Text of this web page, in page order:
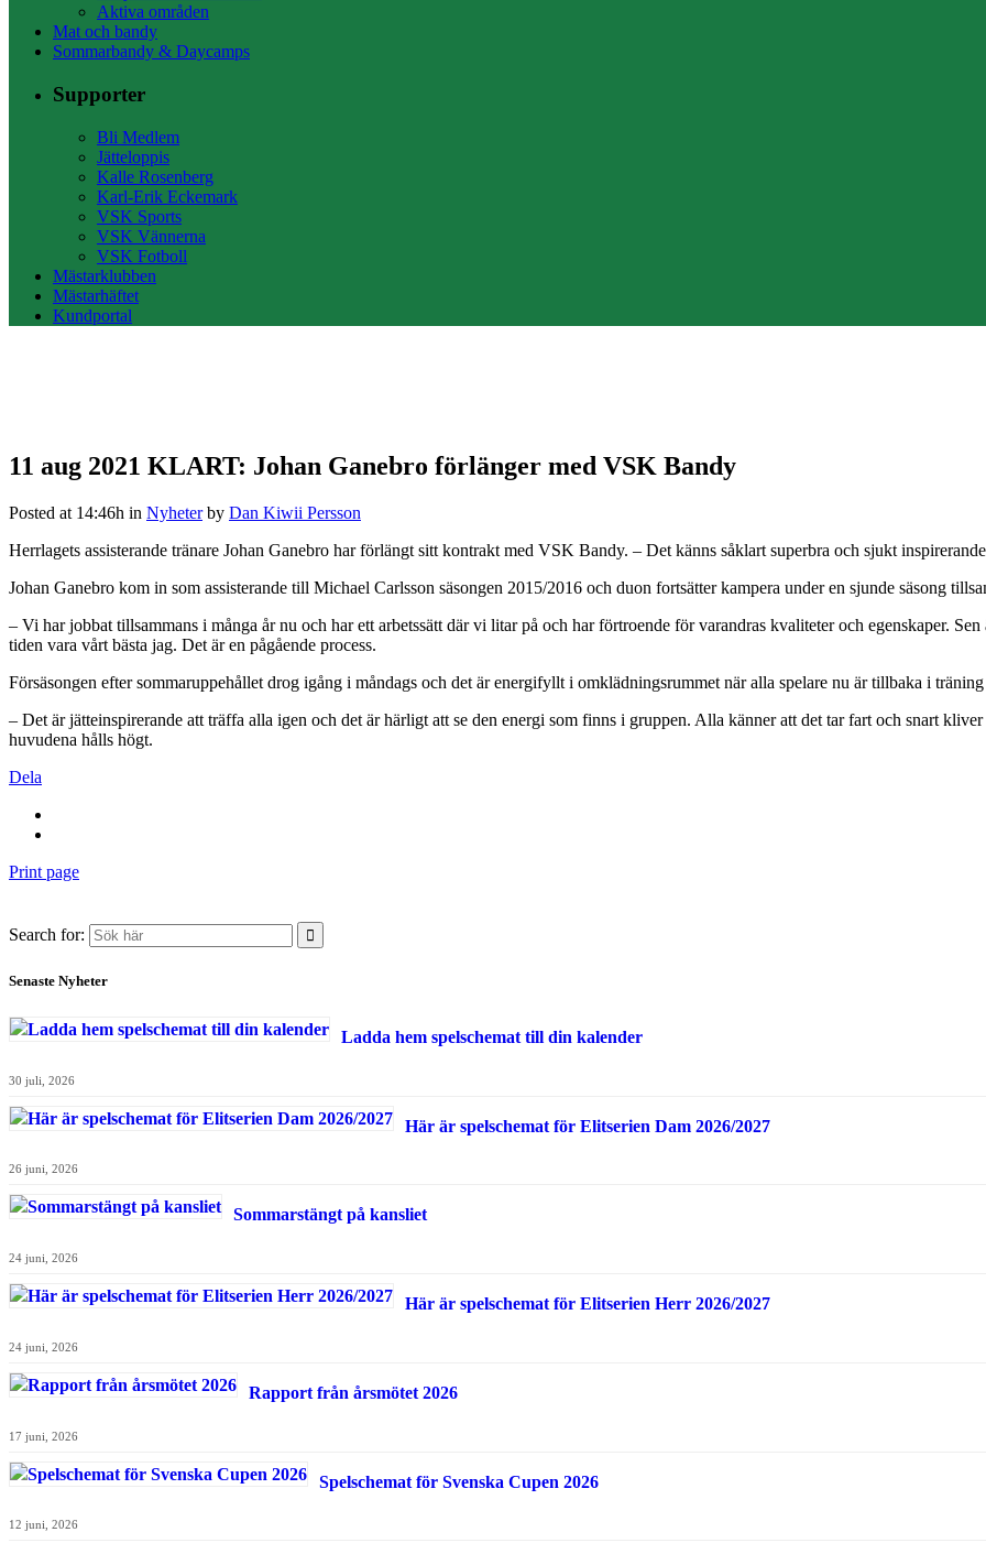
Aktiva områden
Mat och bandy
Sommarbandy & Daycamps
Supporter
Bli Medlem
Jätteloppis
Kalle Rosenberg
Karl-Erik Eckemark
VSK Sports
VSK Vännerna
VSK Fotboll
Mästarklubben
Mästarhäftet
Kundportal
11 aug 2021 KLART: Johan Ganebro förlänger med VSK Bandy
Posted at 14:46h in Nyheter by Dan Kiwii Persson
Herrlagets assisterande tränare Johan Ganebro har förlängt sitt kontrakt med VSK Bandy. – Det känns såklart superbra och sjukt
Johan Ganebro kom in som assisterande till Michael Carlsson säsongen 2015/2016 och duon fortsätter kampera under en sjunde säsong
– Vi har jobbat tillsammans i många år nu och har ett arbetssätt där vi litar på och har förtroende för varandras kvaliteter och egenskaper.
tiden vara vårt bästa jag. Det är en pågående process.
Försäsongen efter sommaruppehållet drog igång i måndags och det är energifyllt i omklädningsrummet när alla spelare nu är tillbaka i
– Det är jätteinspirerande att träffa alla igen och det är härligt att se den energi som finns i gruppen. Alla känner att det tar fart och snart
huvudena hålls högt.
Dela
Print page
Search for:
Senaste Nyheter
Ladda hem spelschemat till din kalender
30 juli, 2026
Här är spelschemat för Elitserien Dam 2026/2027
26 juni, 2026
Sommarstängt på kansliet
24 juni, 2026
Här är spelschemat för Elitserien Herr 2026/2027
24 juni, 2026
Rapport från årsmötet 2026
17 juni, 2026
Spelschemat för Svenska Cupen 2026
12 juni, 2026